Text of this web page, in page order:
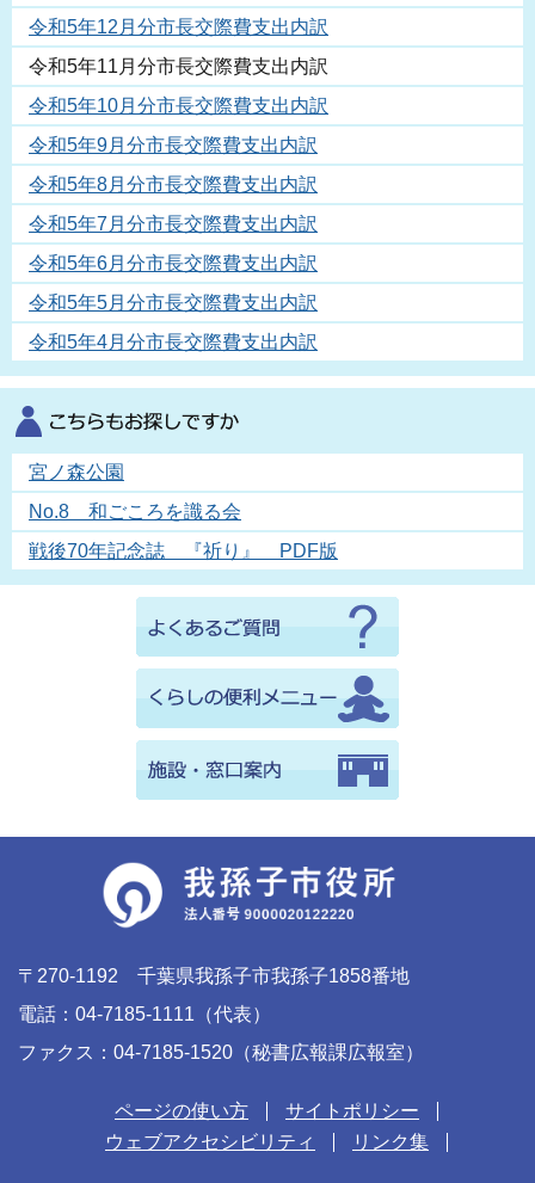
令和5年12月分市長交際費支出内訳
令和5年11月分市長交際費支出内訳
令和5年10月分市長交際費支出内訳
令和5年9月分市長交際費支出内訳
令和5年8月分市長交際費支出内訳
令和5年7月分市長交際費支出内訳
令和5年6月分市長交際費支出内訳
令和5年5月分市長交際費支出内訳
令和5年4月分市長交際費支出内訳
宮ノ森公園
No.8 和ごころを識る会
戦後70年記念誌 『祈り』 PDF版
〒270-1192 千葉県我孫子市我孫子1858番地
電話：04-7185-1111（代表）
ファクス：04-7185-1520（秘書広報課広報室）
ページの使い方
サイトポリシー
ウェブアクセシビリティ
リンク集